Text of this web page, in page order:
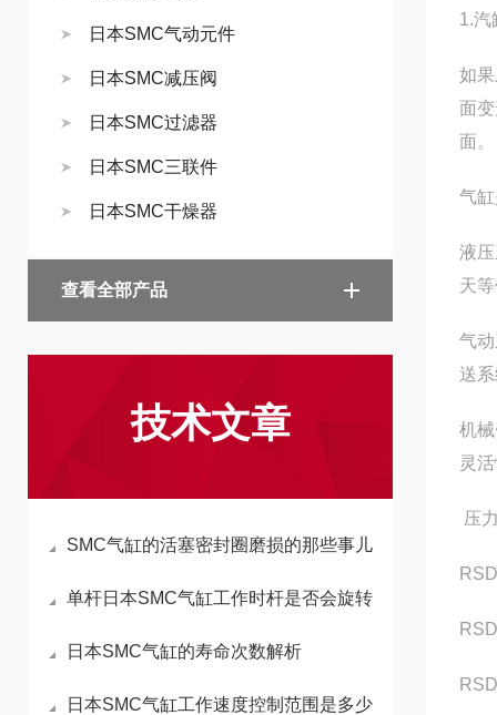
日本SMC气动元件
日本SMC减压阀
日本SMC过滤器
日本SMC三联件
日本SMC干燥器
查看全部产品
技术文章
SMC气缸的活塞密封圈磨损的那些事儿
单杆日本SMC气缸工作时杆是否会旋转
日本SMC气缸的寿命次数解析
日本SMC气缸工作速度控制范围是多少
1.汽
如
面
面。
气
液
天
气
送
机
灵
压